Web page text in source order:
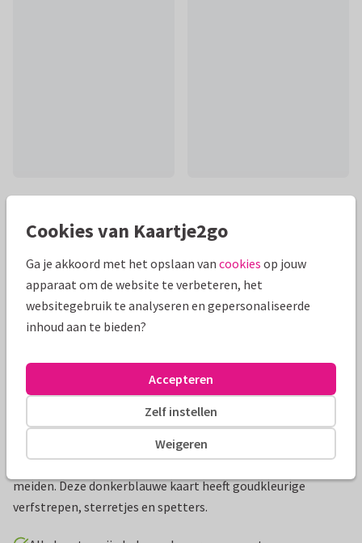
Mooie extra's bij je kaart
Productinformatie
Stoere communiekaart speciaal voor de jongens en stoere
meiden. Deze donkerblauwe kaart heeft goudkleurige
verfstrepen, sterretjes en spetters.
Cookies van Kaartje2go
Ga je akkoord met het opslaan van cookies op jouw
apparaat om de website te verbeteren, het
websitegebruik te analyseren en gepersonaliseerde
inhoud aan te bieden?
Weigeren
Zelf instellen
Accepteren